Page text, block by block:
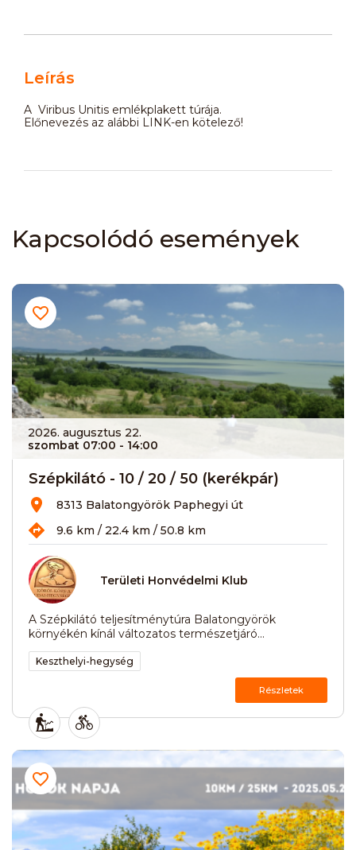
Leírás
A Viribus Unitis emlékplakett túrája.
Előnevezés az alábbi LINK-en kötelező!
Kapcsolódó események
2026. augusztus 22.
szombat 07:00 - 14:00
Szépkilátó - 10 / 20 / 50 (kerékpár)
8313 Balatongyörök Paphegyi út
9.6 km / 22.4 km / 50.8 km
Területi Honvédelmi Klub
A Szépkilátó teljesítménytúra Balatongyörök
környékén kínál változatos természetjáró...
Keszthelyi-hegység
Részletek